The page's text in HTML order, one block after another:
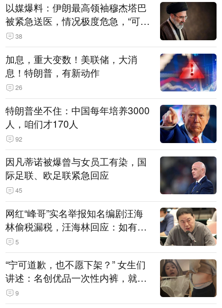
以媒爆料：伊朗最高领袖穆杰塔巴
被紧急送医，情况极度危急，“可能
随时会死去”
38
加息，重大变数！美联储，大消
息！特朗普，有新动作
26
特朗普坐不住：中国每年培养3000
人，咱们才170人
92
因凡蒂诺被爆曾与女员工有染，国
际足联、欧足联紧急回应
45
网红“峰哥”实名举报知名编剧汪海
林偷税漏税，汪海林回应：如有违
法行为，相关机构自会进行评判和
处理
5
“宁可道歉，也不愿下架？” 女生们
讲述：名创优品一次性内裤，就
是“一次性社死”单品？
9